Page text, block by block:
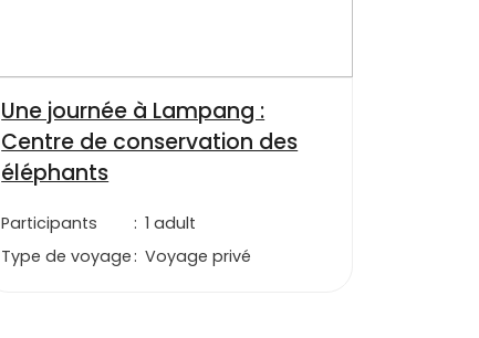
Une journée à Lampang :
Centre de conservation des
éléphants
Participants : 1 adult
Type de voyage: Voyage privé